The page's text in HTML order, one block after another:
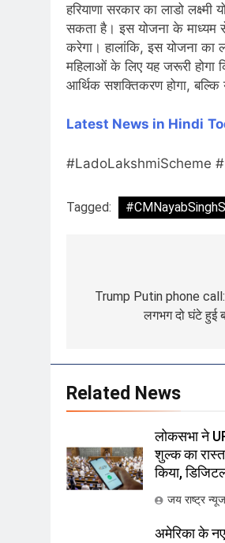
हरियाणा सरकार का लाडो
सकता है। इस योजना के माध्यम से
करेगा। हालांकि, इस योजना का
महिलाओं के लिए यह जरूरी
आर्थिक सशक्तिकरण होगा,
Latest News in Hindi
#LadoLakshmiScheme
Tagged:
navigation
Trump Putin phone
लगभग दो घंटे हुई
Related News
लोकसभा ने
शुल्क का
किया,
जय राष्ट्र न्यूज
अमेरिका के